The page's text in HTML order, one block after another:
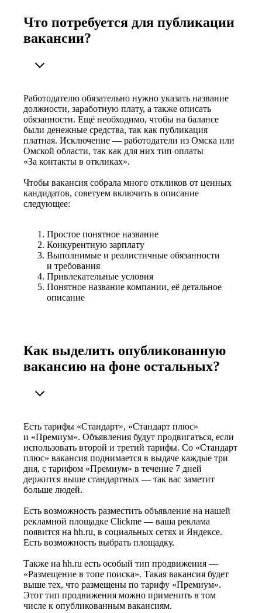
Что потребуется для публикации
вакансии?
Работодателю обязательно нужно указать название
должности, заработную плату, а также описать
обязанности. Ещё необходимо, чтобы на балансе
были денежные средства, так как публикация
платная. Исключение — работодатели из Омска или
Омской области, так как для них тип оплаты
«За контакты в откликах».
Чтобы вакансия собрала много откликов от ценных
кандидатов, советуем включить в описание
следующее:
Простое понятное название
Конкурентную зарплату
Выполнимые и реалистичные обязанности
и требования
Привлекательные условия
Понятное название компании, её детальное
описание
Как выделить опубликованную
вакансию на фоне остальных?
Есть тарифы «Стандарт», «Стандарт плюс»
и «Премиум». Объявления будут продвигаться, если
использовать второй и третий тарифы. Со «Стандарт
плюс» вакансия поднимается в выдаче каждые три
дня, с тарифом «Премиум» в течение 7 дней
держится выше стандартных — так вас заметит
больше людей.
Есть возможность разместить объявление на нашей
рекламной площадке Clickme — ваша реклама
появится на hh.ru, в социальных сетях и Яндексе.
Есть возможность выбрать площадку.
Также на hh.ru есть особый тип продвижения —
«Размещение в топе поиска». Такая вакансия будет
выше тех, что размещены по тарифу «Премиум».
Этот тип продвижения можно применить в том
числе к опубликованным вакансиям.